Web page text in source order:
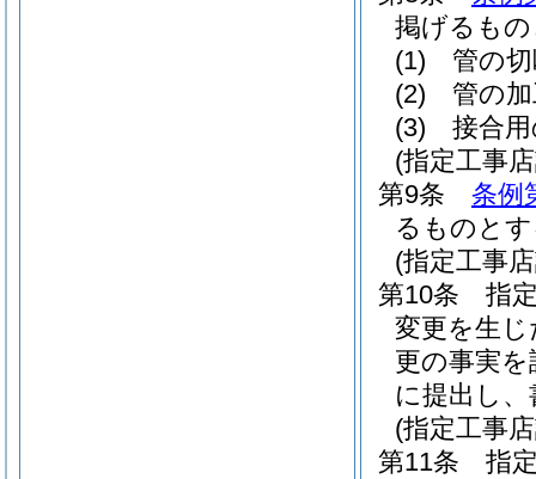
掲げるも
(1)
管の
(2)
管の
(3)
接合
(指定工事
第9条
条例
るものと
(指定工事
第10条
指
変更を生
更の事実
に提出し
(指定工事
第11条
指